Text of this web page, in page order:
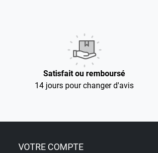
Satisfait ou remboursé
14 jours pour changer d'avis
VOTRE COMPTE